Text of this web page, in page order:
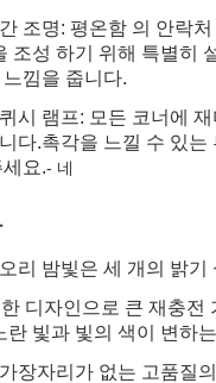
조명: 평온함 의 안락
조성 하기 위해 특별히
낌을 줍니다.
시 램프: 모든 코너에
다.촉각을 느낄 수 있
요.- 네
리 밤빛은 세 개의 밝
디자인으로 큰 재충전
란 빛과 빛의 색이 변하
장자리가 없는 고품질